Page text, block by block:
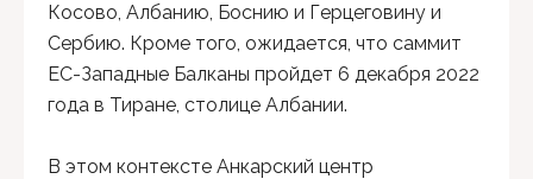
Косово, Албанию, Боснию и Герцеговину и
Сербию. Кроме того, ожидается, что саммит
ЕС-Западные Балканы пройдет 6 декабря 2022
года в Тиране, столице Албании.
В этом контексте Анкарский центр